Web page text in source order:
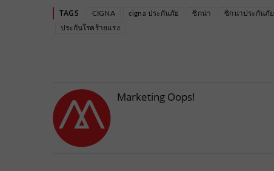
TAGS CIGNA cigna ประกันภัย ซิกน่า ซิกน่าประกันภัย
ประกันโรคร้ายแรง
Marketing Oops!